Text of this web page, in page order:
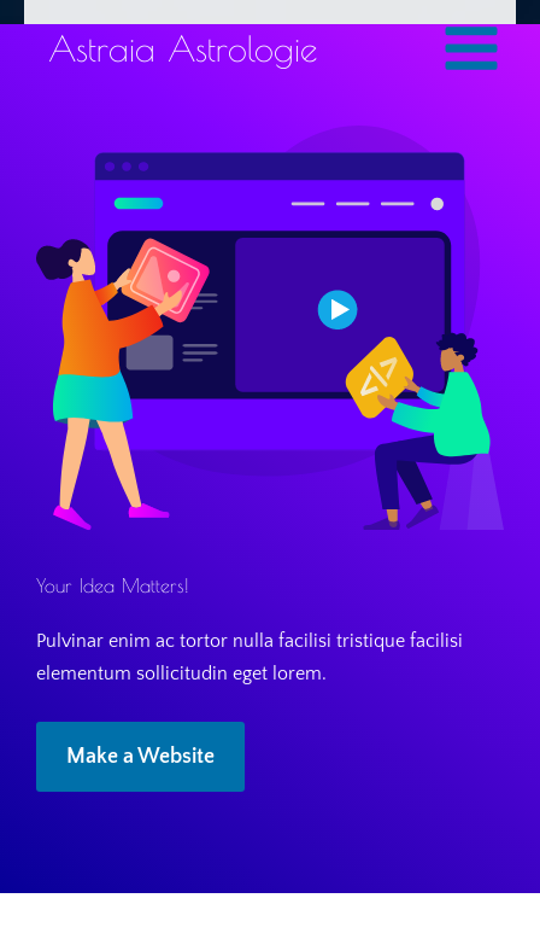
Astraia Astrologie
Your Idea Matters!
Pulvinar enim ac tortor nulla facilisi tristique facilisi
elementum sollicitudin eget lorem.
Make a Website